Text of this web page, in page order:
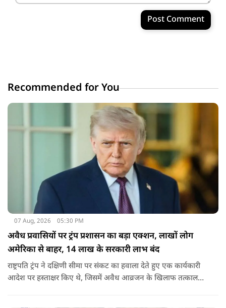
Post Comment
Recommended for You
07 Aug, 2026 05:30 PM
अवैध प्रवासियों पर ट्रंप प्रशासन का बड़ा एक्शन, लाखों लोग
अमेरिका से बाहर, 14 लाख के सरकारी लाभ बंद
राष्ट्रपति ट्रंप ने दक्षिणी सीमा पर संकट का हवाला देते हुए एक कार्यकारी
आदेश पर हस्ताक्षर किए थे, जिसमें अवैध आव्रजन के खिलाफ तत्काल